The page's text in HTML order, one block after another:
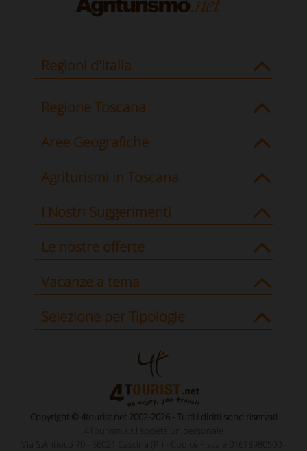
Regioni d'Italia
Regione Toscana
Aree Geografiche
Agriturismi in Toscana
I Nostri Suggerimenti
Le nostre offerte
Vacanze a tema
Selezione per Tipologie
Copyright © 4tourist.net 2002-2026 - Tutti i diritti sono riservati
4Tourism s.r.l società unipersonale
Via S.Antioco 70 - 56021 Cascina (PI) - Codice Fiscale 01618980500 -